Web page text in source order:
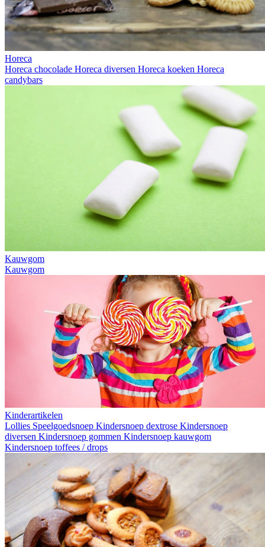
Horeca
Horeca chocolade Horeca diversen Horeca koeken Horeca
candybars
Kauwgom
Kauwgom
Kinderartikelen
Lollies Speelgoedsnoep Kindersnoep dextrose Kindersnoep
diversen Kindersnoep gommen Kindersnoep kauwgom
Kindersnoep toffees / drops